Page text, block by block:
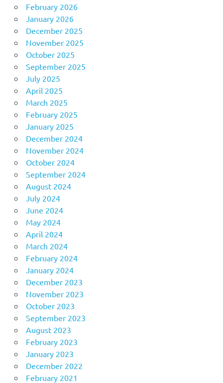
February 2026
January 2026
December 2025
November 2025
October 2025
September 2025
July 2025
April 2025
March 2025
February 2025
January 2025
December 2024
November 2024
October 2024
September 2024
August 2024
July 2024
June 2024
May 2024
April 2024
March 2024
February 2024
January 2024
December 2023
November 2023
October 2023
September 2023
August 2023
February 2023
January 2023
December 2022
February 2021